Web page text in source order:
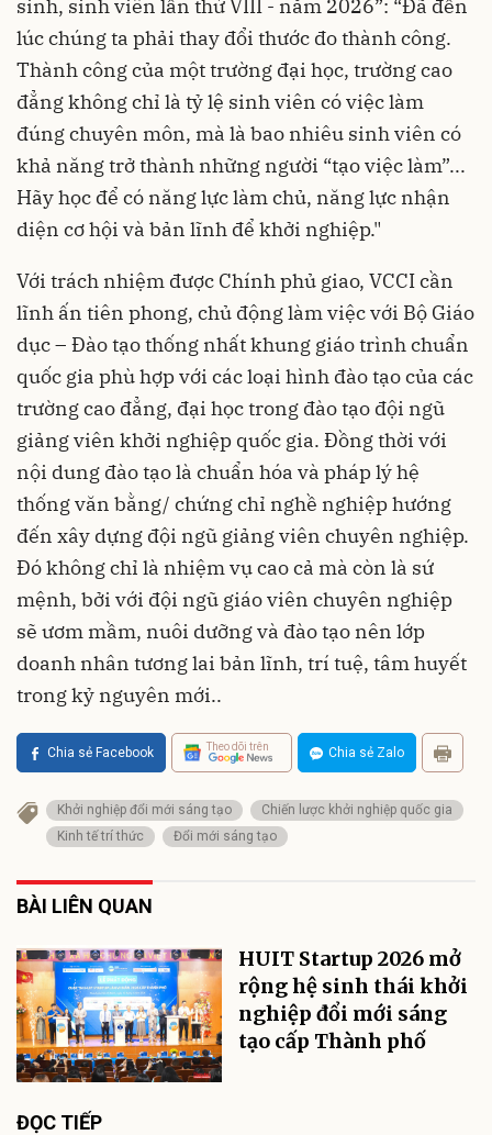
sinh, sinh viên lần thứ VIII - năm 2026”: “Đã đến
lúc chúng ta phải thay đổi thước đo thành công.
Thành công của một trường đại học, trường cao
đẳng không chỉ là tỷ lệ sinh viên có việc làm
đúng chuyên môn, mà là bao nhiêu sinh viên có
khả năng trở thành những người “tạo việc làm”...
Hãy học để có năng lực làm chủ, năng lực nhận
diện cơ hội và bản lĩnh để khởi nghiệp."
Với trách nhiệm được Chính phủ giao, VCCI cần
lĩnh ấn tiên phong, chủ động làm việc với Bộ Giáo
dục – Đào tạo thống nhất khung giáo trình chuẩn
quốc gia phù hợp với các loại hình đào tạo của các
trường cao đẳng, đại học trong đào tạo đội ngũ
giảng viên khởi nghiệp quốc gia. Đồng thời với
nội dung đào tạo là chuẩn hóa và pháp lý hệ
thống văn bằng/ chứng chỉ nghề nghiệp hướng
đến xây dựng đội ngũ giảng viên chuyên nghiệp.
Đó không chỉ là nhiệm vụ cao cả mà còn là sứ
mệnh, bởi với đội ngũ giáo viên chuyên nghiệp
sẽ ươm mầm, nuôi dưỡng và đào tạo nên lớp
doanh nhân tương lai bản lĩnh, trí tuệ, tâm huyết
trong kỷ nguyên mới..
Chia sẻ Facebook Theo dõi trên Chia sẻ Zalo
Khởi nghiệp đổi mới sáng tạo
Chiến lược khởi nghiệp quốc gia
Kinh tế trí thức
Đổi mới sáng tạo
BÀI LIÊN QUAN
HUIT Startup 2026 mở
rộng hệ sinh thái khởi
nghiệp đổi mới sáng
tạo cấp Thành phố
ĐỌC TIẾP